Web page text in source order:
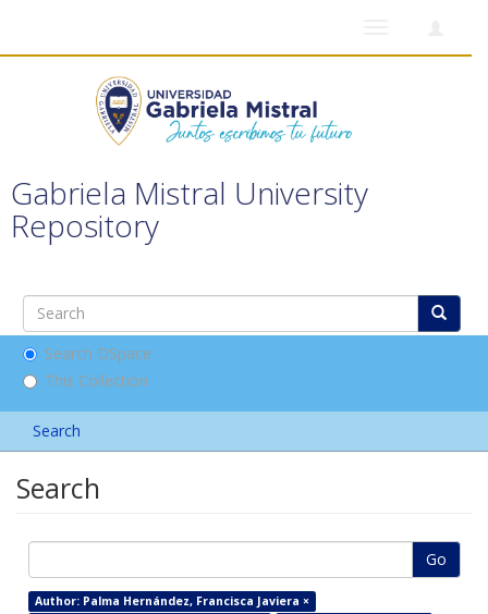
Gabriela Mistral University
Repository
Search DSpace
This Collection
Search
Search
Go
Author: Palma Hernández, Francisca Javiera ×